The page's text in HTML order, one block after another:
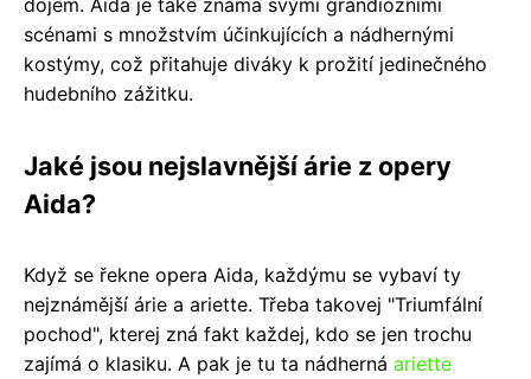
dojem. Aida je také známá svými grandiózními
scénami s množstvím účinkujících a nádhernými
kostýmy, což přitahuje diváky k prožití jedinečného
hudebního zážitku.
Jaké jsou nejslavnější árie z opery
Aida?
Když se řekne opera Aida, každýmu se vybaví ty
nejznámější árie a ariette. Třeba takovej "Triumfální
pochod", kterej zná fakt každej, kdo se jen trochu
zajímá o klasiku. A pak je tu ta nádherná ariette